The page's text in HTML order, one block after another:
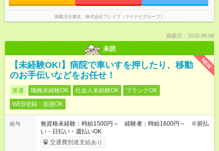
掲載元企業名 株式会社ブレイブ（マイナビグループ）
掲載日：2026.08.06
未読
NEW
【未経験OK!】病院で車いすを押したり、移動
のお手伝いなどをお任せ！
派遣 職種未経験OK 社会人未経験OK
ブランクOK
WEB登録・面接OK
給与
無資格未経験：時給1500円～ 経験者：時給1600円～ ※前払
い・日払い・週払いOK
交通費別途支給あり